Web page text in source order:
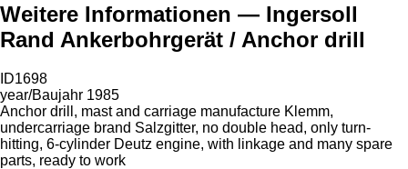
Weitere Informationen — Ingersoll
Rand Ankerbohrgerät / Anchor drill
ID1698
year/Baujahr 1985
Anchor drill, mast and carriage manufacture Klemm,
undercarriage brand Salzgitter, no double head, only turn-
hitting, 6-cylinder Deutz engine, with linkage and many spare
parts, ready to work